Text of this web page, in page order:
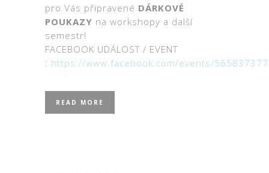
pro Vás připravené DÁRKOVÉ
POUKAZY na workshopy a další
semestr!
FACEBOOK UDÁLOST / EVENT
: https://www.facebook.com/events/
READ MORE